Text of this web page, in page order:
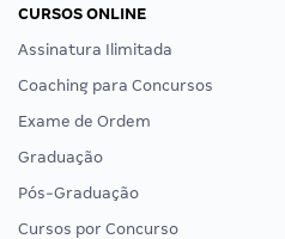
CURSOS ONLINE
Assinatura Ilimitada
Coaching para Concursos
Exame de Ordem
Graduação
Pós-Graduação
Cursos por Concurso